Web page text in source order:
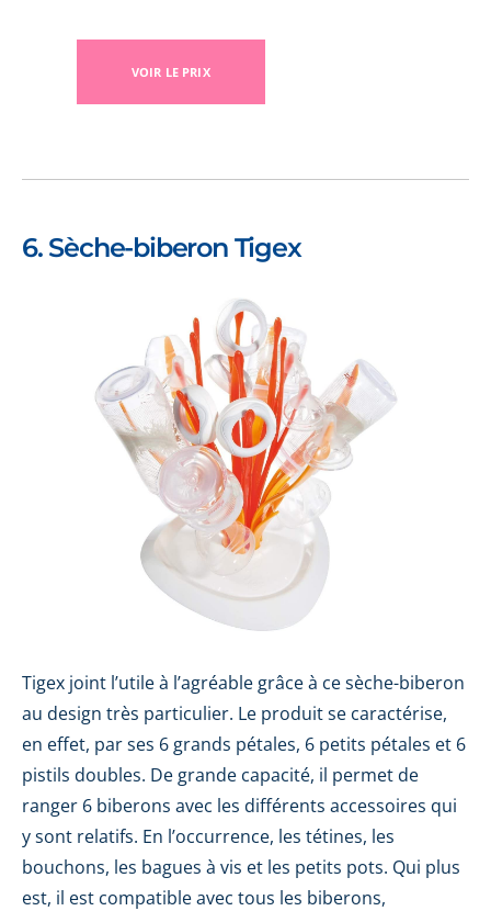
VOIR LE PRIX
6. Sèche-biberon Tigex
Tigex joint l’utile à l’agréable grâce à ce sèche-biberon
au design très particulier. Le produit se caractérise,
en effet, par ses 6 grands pétales, 6 petits pétales et 6
pistils doubles. De grande capacité, il permet de
ranger 6 biberons avec les différents accessoires qui
y sont relatifs. En l’occurrence, les tétines, les
bouchons, les bagues à vis et les petits pots. Qui plus
est, il est compatible avec tous les biberons,